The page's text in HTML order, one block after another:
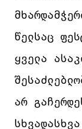
წელსაც
ყველა
არ